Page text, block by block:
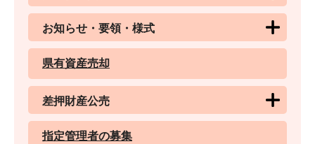
お知らせ・要領・様式
県有資産売却
差押財産公売
指定管理者の募集